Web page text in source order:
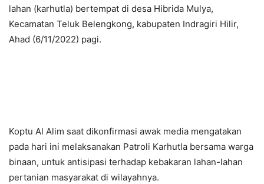
lahan (karhutla) bertempat di desa Hibrida Mulya,
Kecamatan Teluk Belengkong, kabupaten Indragiri Hilir,
Ahad (6/11/2022) pagi.
Koptu Al Alim saat dikonfirmasi awak media mengatakan
pada hari ini melaksanakan Patroli Karhutla bersama warga
binaan, untuk antisipasi terhadap kebakaran lahan-lahan
pertanian masyarakat di wilayahnya.